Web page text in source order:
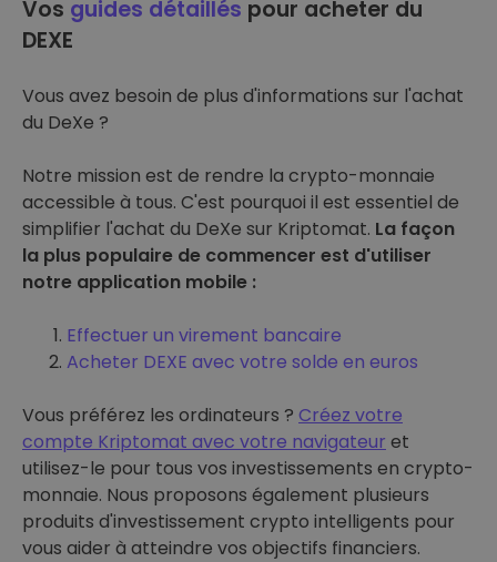
Vos guides détaillés pour acheter du
DEXE
Vous avez besoin de plus d'informations sur l'achat
du DeXe ?
Notre mission est de rendre la crypto-monnaie
accessible à tous. C'est pourquoi il est essentiel de
simplifier l'achat du DeXe sur Kriptomat. La façon
la plus populaire de commencer est d'utiliser
notre application mobile :
Effectuer un virement bancaire
Acheter DEXE avec votre solde en euros
Vous préférez les ordinateurs ? Créez votre
compte Kriptomat avec votre navigateur et
utilisez-le pour tous vos investissements en crypto-
monnaie. Nous proposons également plusieurs
produits d'investissement crypto intelligents pour
vous aider à atteindre vos objectifs financiers.